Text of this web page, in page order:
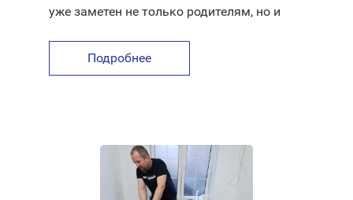
уже заметен не только родителям, но и
Подробнее